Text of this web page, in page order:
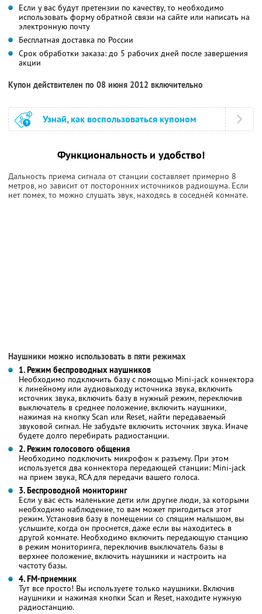
Если у вас будут претензии по качеству, то необходимо
использовать форму обратной связи на сайте или написать на
электронную почту
Бесплатная доставка по России
Срок обработки заказа: до 5 рабочих дней после завершения
акции
Купон действителен по 08 июня 2012 включительно
Узнай, как воспользоваться купоном
Функциональность и удобство!
Дальность приема сигнала от станции составляет примерно 8
метров, но зависит от посторонних источников радиошума. Если
нет помех, то можно слушать звук, находясь в соседней комнате.
Наушники можно использовать в пяти режимах
1. Режим беспроводных наушников
Необходимо подключить базу с помощью Mini-jack коннектора
к линейному или аудиовыходу источника звука, включить
источник звука, включить базу в нужный режим, переключив
выключатель в среднее положение, включить наушники,
нажимая на кнопку Scan или Reset, найти передаваемый
звуковой сигнал. Не забудьте включить источник звука. Иначе
будете долго перебирать радиостанции.
2. Режим голосового общения
Необходимо подключить микрофон к разъему. При этом
используется два коннектора передающей станции: Mini-jack
на прием звука, RCA для передачи вашего голоса.
3. Беспроводной мониторинг
Если у вас есть маленькие дети или другие люди, за которыми
необходимо наблюдение, то вам может пригодиться этот
режим. Установив базу в помещении со спящим малышом, вы
услышите, когда он проснется, даже если вы находитесь в
другой комнате. Необходимо включить передающую станцию
в режим мониторинга, переключив выключатель базы в
верхнее положение, включить наушники и настроить на
частоту базы.
4. FM-приемник
Тут все просто! Вы используете только наушники. Включив
наушники и нажимая кнопки Scan и Reset, находите нужную
радиостанцию.